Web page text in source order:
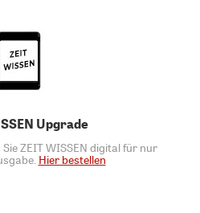
Upgrade
ZEIT WISSEN digital für nur
Hier bestellen